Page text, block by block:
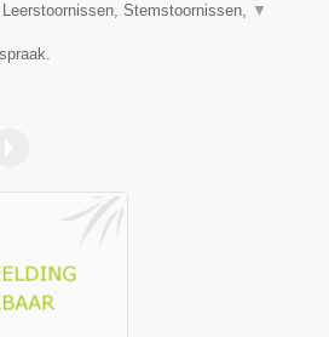
Stemstoornissen, ▼